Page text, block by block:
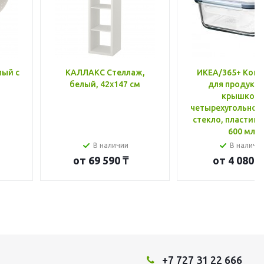
с
КАЛЛАКС Стеллаж,
белый, 42x147 см
В наличии
от 69 590 ₸
ИКЕА/365+
для
крышкой,
стекло, пластик
600 мл
В
от 4 080 ₸
+7 727 31 22 666